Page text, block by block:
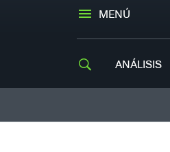
MENÚ
ANÁLISIS